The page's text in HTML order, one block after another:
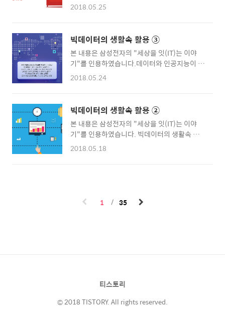
개하고 있다. 이 밖에 과학∙미디어∙스포츠 등 다
터 활용하기’다. 독자의 이해를 돕기 위해 한 가
지 ‘샘플 데이터’를 예로 들어 설명할 생각이다.
데이터 과학 관련 문제 해결 모델을 개발, 분석
하는 플랫폼 기업 ‘..
금이나 캠페인을 통해 몇 명의 타겟 소비자에게
크린 시대로 변화하면서 디지털에서도 TV와 동
일한 지표로 성과를 측정하고자 하는 니즈가 생
겨나고 있습니다. TV에만 집중하면 되던 과거와
달리 멀티 채널을 운영해야하는 마케터의 입장
에서는 다양한 미디어를 통한 통합 도달 목표를
보던 성과 지표인 GRP를 디지털에서는 iGRP
라고 부르기에 이르렀는데요, 구글에서는 실제
대한민국 인구통계 기반의 정확한 도달률 및
iGRP 시뮬레이션을 두 가..
2018.05.25
빅데이터의 생활속 활용 ③
본 내용은 삼성전자의 "세상을 잇(IT)는 이야
기"를 인용하였습니다.데이터와 인공지능이 시
대적 화두로 떠올랐지만 모든 사람이 데이터 전
이터 전문가와 협업하는 방식을 익히는 게 훨씬
현명하다. 이에 따라 지난 두 차례의 칼럼에선
‘기술’이 아니라 ‘소양’과 ‘마인드’로서의 데이
터 지능 개념, 그리고 데이터 전문가와 도메인
전문가가 협업하는 업무 절차를 각각 제시했다.
하지만 방대한 데이터 관련 기술을 전부 공부할
2018.05.24
빅데이터의 생활속 활용 ②
본 내용은 삼성전자의 "세상을 잇(IT)는 이야
기"를 인용하였습니다. 빅데이터의 생활속 활
용 ②-‘데이터 지능’ 갖춘 사람들은 이렇게 일한
하거나 추종하지 않고 자기 분야에서 전문성을
쌓으며 데이터 전문가와의 협업을 통해 가치를
생각해보려 ..
2018.05.18
1 35
티스토리
© 2018 TISTORY. All rights reserved.